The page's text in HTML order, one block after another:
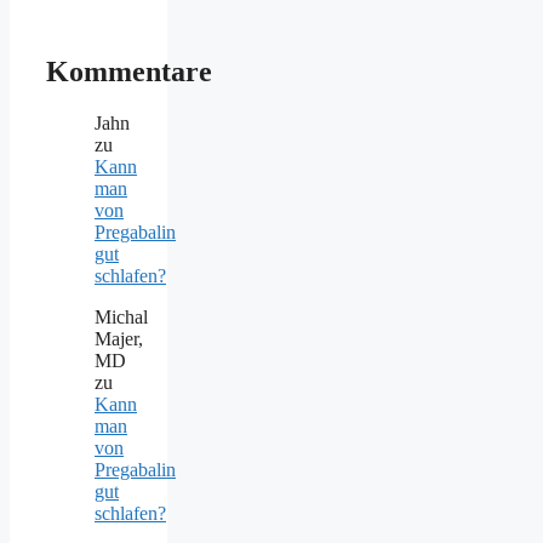
Kommentare
Jahn
zu
Kann
man
von
Pregabalin
gut
schlafen?
Michal
Majer,
MD
zu
Kann
man
von
Pregabalin
gut
schlafen?